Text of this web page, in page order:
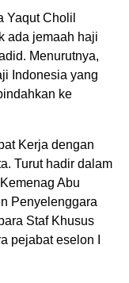
Yaqut Cholil
ada jemaah haji
Menurutnya,
Indonesia yang
ke
Kerja dengan
Turut hadir dalam
Abu
Penyelenggara
Staf Khusus
pejabat eselon I